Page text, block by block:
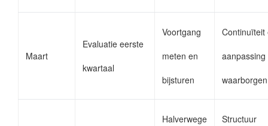
Maart
Evaluatie eerste
kwartaal
Voortgang
meten en
bijsturen
Continuïteit
aanpassing
waarborgen
Halverwege
Structuur